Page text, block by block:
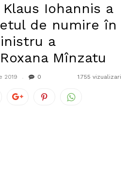
Iohannis a
de numire în
a
Mînzatu
2019 0 1.755 vizualizari